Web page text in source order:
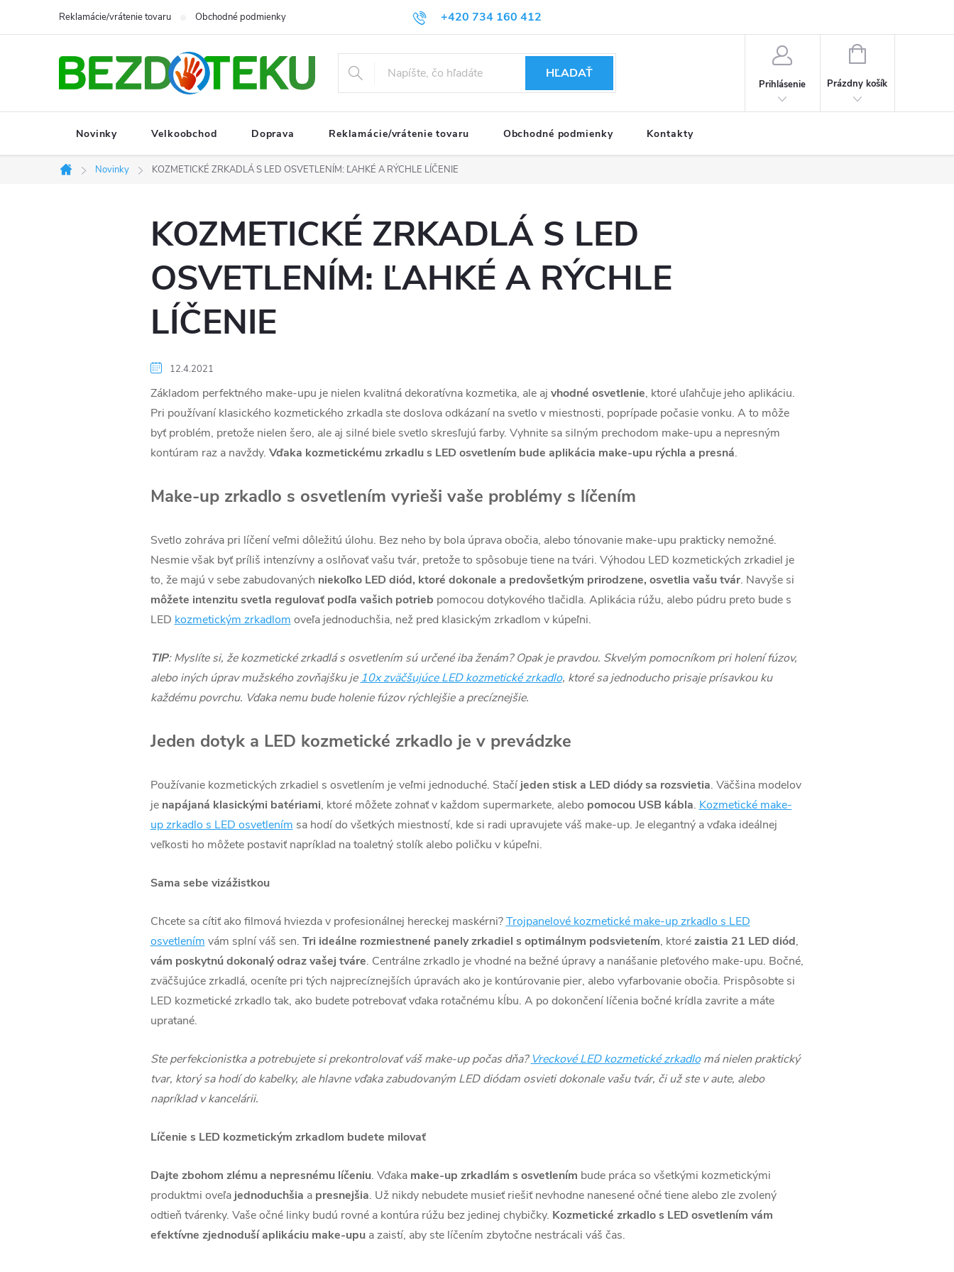
+420 734 160 412
Reklamácie/vrátenie tovaru Obchodné podmienky
HĽADAŤ
Prihlásenie
NÁKUPNÝ
Prázdny košík
Novinky Velkoobchod Doprava Reklamácie/vrátenie tovaru Obchodné podmienky Kontakty
Domov
Novinky KOZMETICKÉ ZRKADLÁ S LED OSVETLENÍM: ĽAHKÉ A RÝCHLE LÍČENIE
KOZMETICKÉ ZRKADLÁ S LED
OSVETLENÍM: ĽAHKÉ A RÝCHLE
LÍČENIE
12.4.2021
Základom perfektného make-upu je nielen kvalitná dekoratívna kozmetika, ale aj vhodné osvetlenie, ktoré uľahčuje jeho aplikáciu.
Pri používaní klasického kozmetického zrkadla ste doslova odkázaní na svetlo v miestnosti, poprípade počasie vonku. A to môže
byť problém, pretože nielen šero, ale aj silné biele svetlo skresľujú farby. Vyhnite sa silným prechodom make-upu a nepresným
kontúram raz a navždy. Vďaka kozmetickému zrkadlu s LED osvetlením bude aplikácia make-upu rýchla a presná.
Make-up zrkadlo s osvetlením vyrieši vaše problémy s líčením
Svetlo zohráva pri líčení veľmi dôležitú úlohu. Bez neho by bola úprava obočia, alebo tónovanie make-upu prakticky nemožné.
Nesmie však byť príliš intenzívny a oslňovať vašu tvár, pretože to spôsobuje tiene na tvári. Výhodou LED kozmetických zrkadiel je
to, že majú v sebe zabudovaných niekoľko LED diód, ktoré dokonale a predovšetkým prirodzene, osvetlia vašu tvár. Navyše si
môžete intenzitu svetla regulovať podľa vašich potrieb pomocou dotykového tlačidla. Aplikácia rúžu, alebo púdru preto bude s
LED kozmetickým zrkadlom oveľa jednoduchšia, než pred klasickým zrkadlom v kúpeľni.
TIP: Myslíte si, že kozmetické zrkadlá s osvetlením sú určené iba ženám? Opak je pravdou. Skvelým pomocníkom pri holení fúzov,
alebo iných úprav mužského zovňajšku je 10x zväčšujúce LED kozmetické zrkadlo, ktoré sa jednoducho prisaje prísavkou ku
každému povrchu. Vďaka nemu bude holenie fúzov rýchlejšie a precíznejšie.
Jeden dotyk a LED kozmetické zrkadlo je v prevádzke
Používanie kozmetických zrkadiel s osvetlením je veľmi jednoduché. Stačí jeden stisk a LED diódy sa rozsvietia. Väčšina modelov
je napájaná klasickými batériami, ktoré môžete zohnať v každom supermarkete, alebo pomocou USB kábla. Kozmetické make-
up zrkadlo s LED osvetlením sa hodí do všetkých miestností, kde si radi upravujete váš make-up. Je elegantný a vďaka ideálnej
veľkosti ho môžete postaviť napríklad na toaletný stolík alebo poličku v kúpeľni.
Sama sebe vizážistkou
Chcete sa cítiť ako filmová hviezda v profesionálnej hereckej maskérni?Trojpanelové kozmetické make-up zrkadlo s LED
osvetlením vám splní váš sen. Tri ideálne rozmiestnené panely zrkadiel s optimálnym podsvietením, ktorézaistia 21 LED diód,
vám poskytnú dokonalý odraz vašej tváre. Centrálne zrkadlo je vhodné na bežné úpravy a nanášanie pleťového make-upu. Bočné,
zväčšujúce zrkadlá, oceníte pri tých najprecíznejších úpravách ako je kontúrovanie pier, alebo vyfarbovanie obočia. Prispôsobte si
LED kozmetické zrkadlo tak, ako budete potrebovať vďaka rotačnému kĺbu. A po dokončení líčenia bočné krídla zavrite a máte
upratané.
Ste perfekcionistka a potrebujete si prekontrolovať váš make-up počas dňa? Vreckové LED kozmetické zrkadlomá nielen praktický
tvar, ktorý sa hodí do kabelky, ale hlavne vďaka zabudovaným LED diódam osvieti dokonale vašu tvár, či už ste v aute, alebo
napríklad v kancelárii.
Líčenie s LED kozmetickým zrkadlom budete milovať
Dajte zbohom zlému a nepresnému líčeniu. Vďaka make-up zrkadlám s osvetlením bude práca so všetkými kozmetickými
produktmi oveľa jednoduchšia a presnejšia. Už nikdy nebudete musieť riešiť nevhodne nanesené očné tiene alebo zle zvolený
odtieň tvárenky. Vaše očné linky budú rovné a kontúra rúžu bez jedinej chybičky. Kozmetické zrkadlo s LED osvetlením vám
efektívne zjednoduší aplikáciu make-upua zaistí, aby ste líčením zbytočne nestrácali váš čas.